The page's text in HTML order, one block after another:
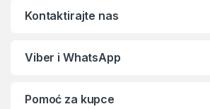
Kontaktirajte nas
Viber i WhatsApp
Pomoć za kupce